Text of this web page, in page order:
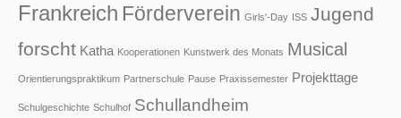
Frankreich Förderverein Girls'-Day ISS Jugend
forscht Katha Kooperationen Kunstwerk des Monats Musical
Orientierungspraktikum Partnerschule Pause Praxissemester Projekttage
Schulgeschichte Schulhof Schullandheim